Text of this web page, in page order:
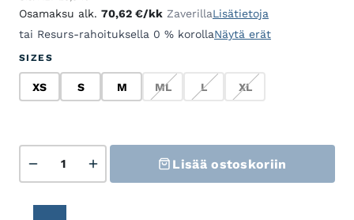
Osamaksu alk. 70,62 €/kk ZaverillaLisätietoja
tai Resurs-rahoituksella 0 % korollaNäytä erät
SIZES
XS
XS S
S M
M ML
ML L
L XL
XL
Lisää ostoskoriin